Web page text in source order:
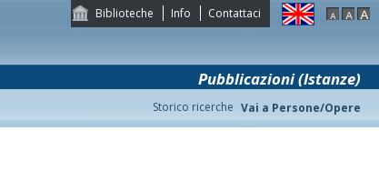
Biblioteche Info Contattaci
Storico ricerche
Pubblicazioni (Istanze)
Vai a Persone/Opere